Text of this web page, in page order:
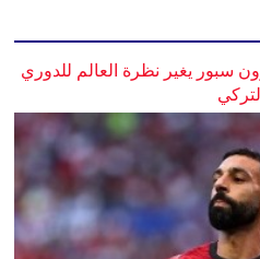
سبور يغير نظرة العالم للدوري
التركي